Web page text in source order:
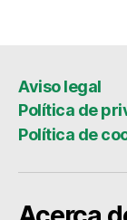
Aviso legal
Política de
Política de